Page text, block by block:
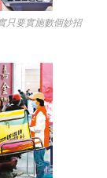
只要實施數個妙招